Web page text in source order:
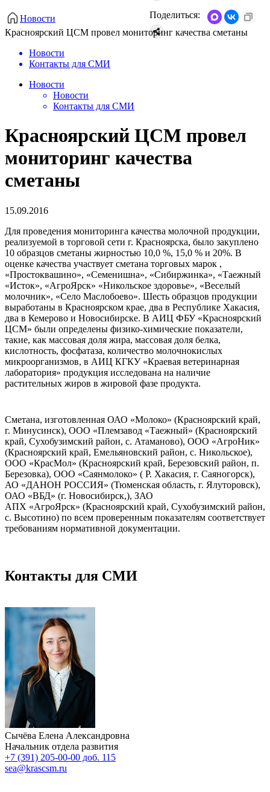
Новости
Красноярский ЦСМ провел мониторинг качества сметаны
Поделиться:
Новости
Контакты для СМИ
Новости
Новости
Контакты для СМИ
Красноярский ЦСМ провел
мониторинг качества
сметаны
15.09.2016
Для проведения мониторинга качества молочной продукции,
реализуемой в торговой сети г. Красноярска, было закуплено
10 образцов сметаны жирностью 10,0 %, 15,0 % и 20%. В
оценке качества участвует сметана торговых марок ,
«Простоквашино», «Семенишна», «Сибиржинка», «Таежный
«Исток», «АгроЯрск» «Никольское здоровье», «Веселый
молочник», «Село Маслобоево». Шесть образцов продукции
выработаны в Красноярском крае, два в Республике Хакасия,
два в Кемерово и Новосибирске. В АИЦ ФБУ «Красноярский
ЦСМ» были определены физико-химические показатели,
такие, как массовая доля жира, массовая доля белка,
кислотность, фосфатаза, количество молочнокислых
микроорганизмов, в АИЦ КГКУ «Краевая ветеринарная
лаборатория» продукция исследована на наличие
растительных жиров в жировой фазе продукта.
Сметана, изготовленная ОАО «Молоко» (Красноярский край,
г. Минусинск), ООО «Племзавод «Таежный» (Красноярский
край, Сухобузимский район, с. Атаманово), ООО «АгроНик»
(Красноярский край, Емельяновский район, с. Никольское),
ООО «КрасМол» (Красноярский край, Березовский район, п.
Березовка), ООО «Саянмолоко» ( Р. Хакасия, г. Саяногорск),
АО «ДАНОН РОССИЯ» (Тюменская область, г. Ялуторовск),
ОАО «ВБД» (г. Новосибирск,), ЗАО
АПХ «АгроЯрск» (Красноярский край, Сухобузимский район,
с. Высотино) по всем проверенным показателям соответствует
требованиям нормативной документации.
Контакты для СМИ
Сычёва Елена Александровна
Начальник отдела развития
+7 (391) 205-00-00 доб. 115
sea@krascsm.ru